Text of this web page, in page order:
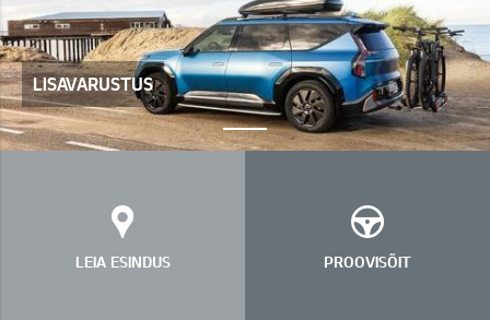
LISAVARUSTUS
LEIA ESINDUS PROOVISÕIT